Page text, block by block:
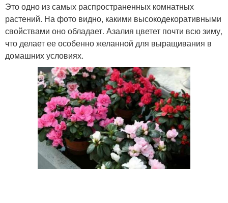
Это одно из самых распространенных комнатных
растений. На фото видно, какими высокодекоративными
свойствами оно обладает. Азалия цветет почти всю зиму,
что делает ее особенно желанной для выращивания в
домашних условиях.